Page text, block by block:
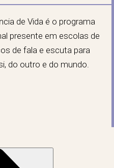
de Vida é o programa
presente em escolas de
de fala e escuta para
do outro e do mundo.